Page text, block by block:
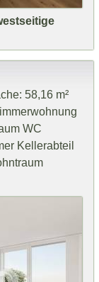
58,16 m²
WC
Kellerabteil